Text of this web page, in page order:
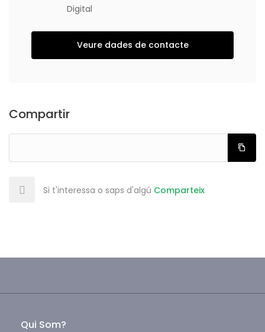
Digital
Veure dades de contacte
Compartir
Si t'interessa o saps d'algú Comparteix
Qui Som?